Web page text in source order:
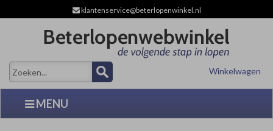
klantenservice@beterlopenwinkel.nl
Winkelwagen
MENU